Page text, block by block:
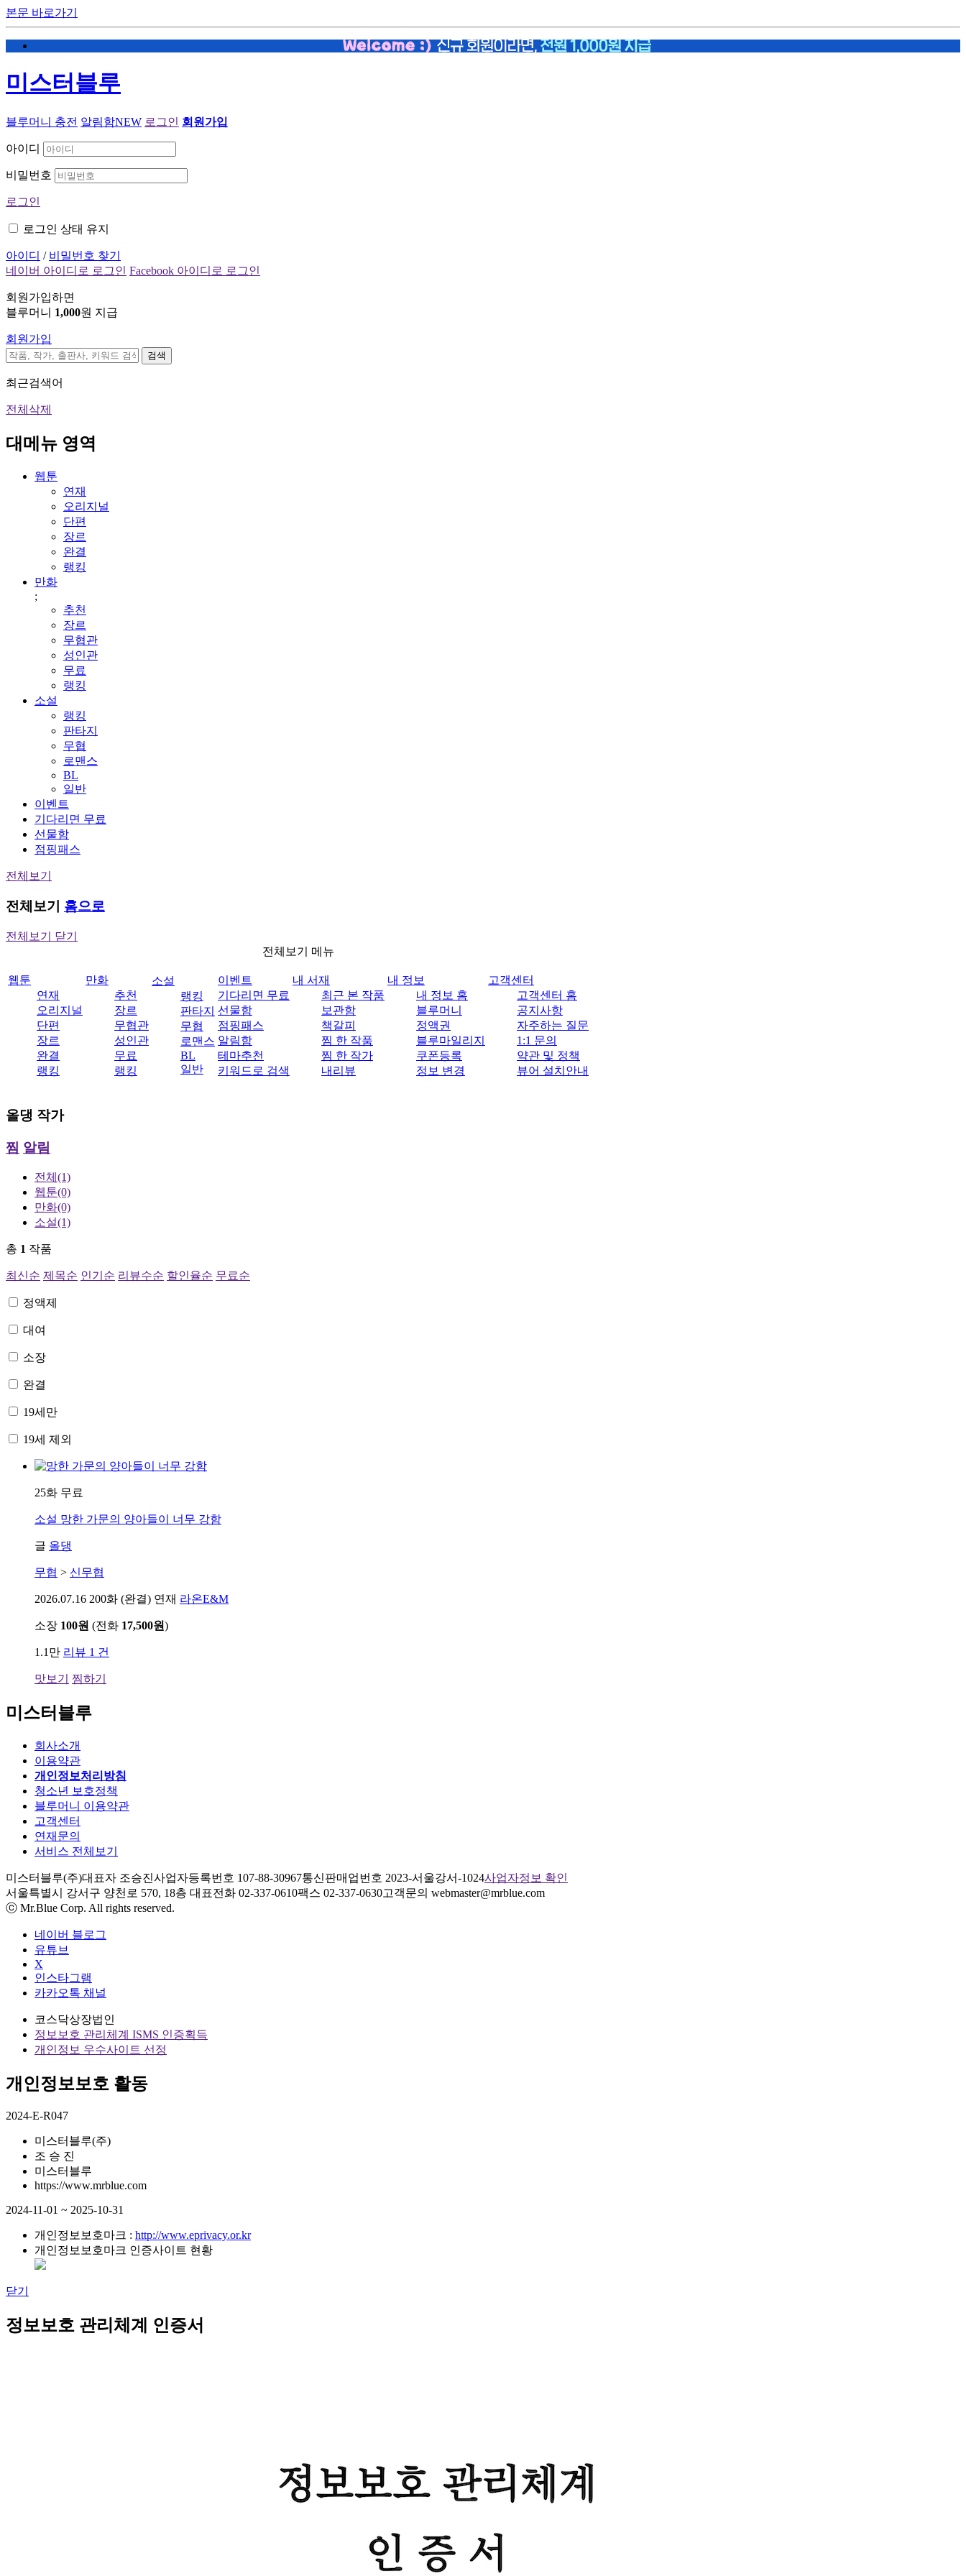
본문 바로가기
미스터블루
블루머니 충전 알림함NEW 로그인 회원가입
아이디
비밀번호
로그인
로그인 상태 유지
아이디 / 비밀번호 찾기
네이버 아이디로 로그인 Facebook 아이디로 로그인
회원가입하면
블루머니 1,000원 지급
회원가입
검색
최근검색어
전체삭제
대메뉴 영역
웹툰
연재
오리지널
단편
장르
완결
랭킹
만화
;
추천
장르
무협관
성인관
무료
랭킹
소설
랭킹
판타지
무협
로맨스
BL
일반
이벤트
기다리면 무료
선물함
점핑패스
전체보기
전체보기 홈으로
전체보기 닫기
전체보기 메뉴
웹툰
연재
오리지널
단편
장르
완결
랭킹
만화
추천
장르
무협관
성인관
무료
랭킹
소설
랭킹
판타지
무협
로맨스
BL
일반
이벤트
기다리면 무료
선물함
점핑패스
알림함
테마추천
키워드로 검색
내 서재
최근 본 작품
보관함
책갈피
찜 한 작품
찜 한 작가
내리뷰
내 정보
내 정보 홈
블루머니
정액권
블루마일리지
쿠폰등록
정보 변경
고객센터
고객센터 홈
공지사항
자주하는 질문
1:1 문의
약관 및 정책
뷰어 설치안내
올댕 작가
찜 알림
전체 (1)
웹툰(0)
만화(0)
소설(1)
총 1 작품
최신순 제목순 인기순 리뷰수순 할인율순 무료순
정액제
대여
소장
완결
19세만
19세 제외
25화 무료
소설 망한 가문의 양아들이 너무 강함
글 올댕
무협 > 신무협
2026.07.16 200화 (완결) 연재 라온E&M
소장 100원 (전화 17,500원)
1.1만 리뷰 1 건
맛보기 찜하기
미스터블루
회사소개
이용약관
개인정보처리방침
청소년 보호정책
블루머니 이용약관
고객센터
연재문의
서비스 전체보기
미스터블루(주)대표자 조승진사업자등록번호 107-88-30967통신판매업번호 2023-서울강서-1024사업자정보 확인
서울특별시 강서구 양천로 570, 18층 대표전화 02-337-0610팩스 02-337-0630고객문의 webmaster@mrblue.com
ⓒ Mr.Blue Corp. All rights reserved.
네이버 블로그
유튜브
X
인스타그램
카카오톡 채널
코스닥상장법인
정보보호 관리체계 ISMS 인증획득
개인정보 우수사이트 선정
개인정보보호 활동
2024-E-R047
미스터블루(주)
조 승 진
미스터블루
https://www.mrblue.com
2024-11-01 ~ 2025-10-31
개인정보보호마크 : http://www.eprivacy.or.kr
개인정보보호마크 인증사이트 현황
닫기
정보보호 관리체계 인증서